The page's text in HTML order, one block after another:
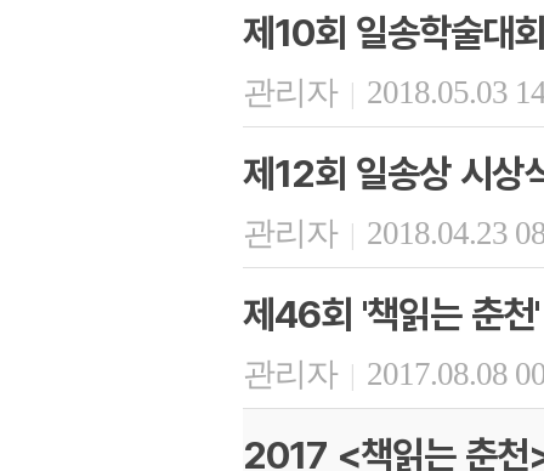
제10회 일송학술대
관리자 | 2018.05.03
제12회 일송상 시상
관리자 | 2018.04.23
제46회 '책읽는 춘천'
관리자 | 2017.08.08
2017 <책읽는 춘천